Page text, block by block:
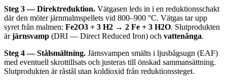
Steg 3 — Direktreduktion. Vätgasen leds in i en reduktionsschakt
där den möter järnmalmspellets vid 800–900 °C. Vätgas tar upp
syret från malmen: Fe2O3 + 3 H2 → 2 Fe + 3 H2O. Slutprodukten
ärjärnsvamp (DRI — Direct Reduced Iron) och vattenånga.
Steg 4 — Stålsmältning. Järnsvampen smälts i ljusbågsugn (EAF)
med eventuell skrottillsats och justeras till önskad sammansättning.
Slutprodukten är råstål utan koldioxid från reduktionssteget.